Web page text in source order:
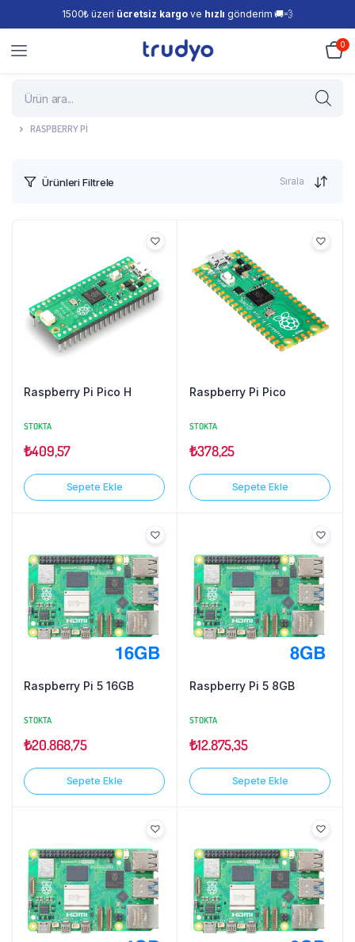
1500₺ üzeri ücretsiz kargo ve hızlı gönderim 🚚💨
0
RASPBERRY PI
Ürünleri Filtrele Sırala
Raspberry Pi Pico H
STOKTA
₺409,57
Sepete Ekle
Raspberry Pi Pico
STOKTA
₺378,25
Sepete Ekle
Raspberry Pi 5 16GB
STOKTA
₺20.868,75
Sepete Ekle
Raspberry Pi 5 8GB
STOKTA
₺12.875,35
Sepete Ekle